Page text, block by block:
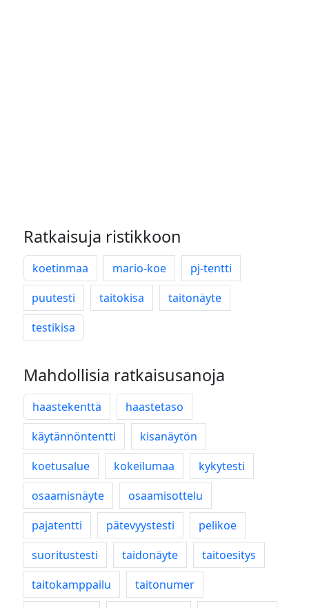
Ratkaisuja ristikkoon
koetinmaa mario-koe
pj-tentti
puutesti
taitokisa
taitonäyte
testikisa
Mahdollisia ratkaisusanoja
haastekenttä
haastetaso
käytännöntentti
kisanäytön
koetusalue
kokeilumaa
kykytesti
osaamisnäyte
osaamisottelu
pajatentti
pätevyystesti
pelikoe
suoritustesti
taidonäyte
taitoesitys
taitokamppailu
taitonumer